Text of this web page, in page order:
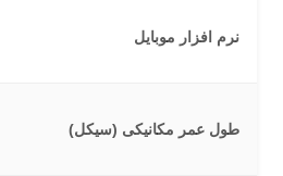
نرم افزار موبایل
طول عمر مکانیکی (سیکل)